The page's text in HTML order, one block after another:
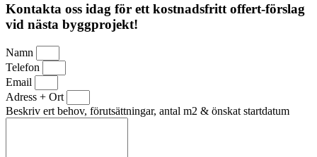
Kontakta oss idag för ett kostnadsfritt offert-förslag
vid nästa byggprojekt!
Namn
Telefon
Email
Adress + Ort
Beskriv ert behov, förutsättningar, antal m2 & önskat startdatum